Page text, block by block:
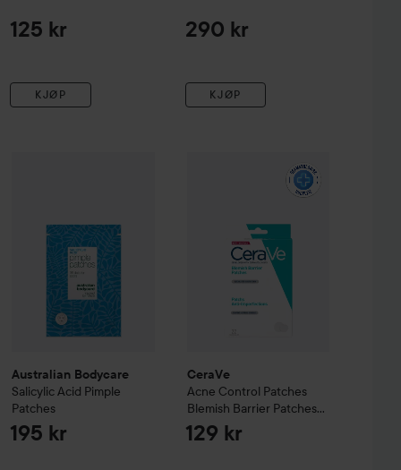
125 kr
KJØP
290 kr
KJØP
Australian Bodycare
Salicylic Acid Pimple
Patches
195 kr
CeraVe
Acne Control Patches
Blemish Barrier Patches
22 stk
129 kr